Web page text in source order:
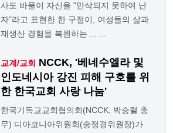
사도 바울이 자신을 "만삭되지 못하여 난
자"라고 표현한 한 구절이, 여성들의 삶과
재생산 경험을 복원하는 ... ...
교계/교회 NCCK, '베네수엘라 및
인도네시아 강진 피해 구호를 위
한 한국교회 사랑 나눔'
한국기독교교회협의회(NCCK, 박승렬 총
무) 디아코니아위원회(송정경위원장)가